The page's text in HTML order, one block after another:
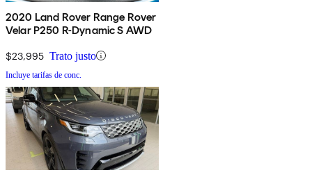
2020 Land Rover Range Rover
Velar P250 R-Dynamic S AWD
$23,995 Trato justo
Incluye tarifas de conc.